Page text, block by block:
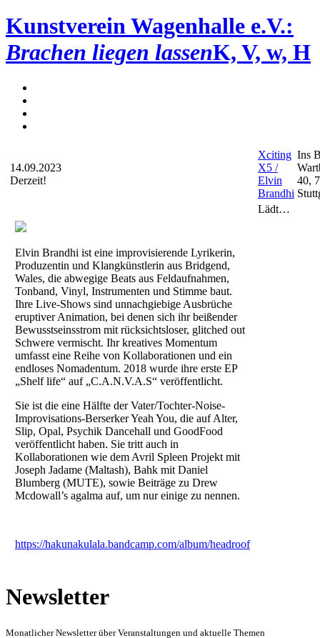
Kunstverein Wagenhalle e.V.:
Brachen liegen lassenK, V, w, H
14.09.2023
Derzeit!
Xciting
X5 /
Elvin
Brandhi
Ins
40,
Lädt…
Elvin Brandhi ist eine improvisierende Lyrikerin,
Produzentin und Klangkünstlerin aus Bridgend,
Wales, die abwegige Beats aus Feldaufnahmen,
Tonband, Vinyl, Instrumenten und Stimme baut.
Ihre Live-Shows sind unnachgiebige Ausbrüche
eruptiver Animation, bei denen sich ihr beißender
Bewusstseinsstrom mit rücksichtsloser, glitched out
Schwere vermischt. Ihr kreatives Momentum
umfasst eine Reihe von Kollaborationen und ein
endloses Nomadentum. 2018 wurde ihre erste EP
„Shelf life“ auf „C.A.N.V.A.S“ veröffentlicht.
Sie ist die eine Hälfte der Vater/Tochter-Noise-
Improvisations-Berserker Yeah You, die auf Alter,
Slip, Opal, Psychik Dancehall und GoodFood
veröffentlicht haben. Sie tritt auch in
Kollaborationen wie dem Avril Spleen Projekt mit
Joseph Jadame (Maltash), Bahk mit Daniel
Blumberg (MUTE), sowie Beiträge zu Drew
Mcdowall’s agalma auf, um nur einige zu nennen.
https://hakunakulala.bandcamp.com/album/headroof
Newsletter
Monatlicher Newsletter über Veranstaltungen und aktuelle Themen